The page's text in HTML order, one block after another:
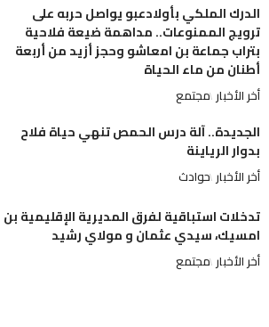
الدرك الملكي بأولادعبو يواصل حربه على
ترويج الممنوعات.. مداهمة ضيعة فلاحية
بتراب جماعة بن امعاشو وحجز أزيد من أربعة
أطنان من ماء الحياة
أخر الأخبار مجتمع
الجديدة.. آلة درس الحمص تنهي حياة فلاح
بدوار الرياينة
أخر الأخبار حوادث
تدخلات استباقية لفرق المديرية الإقليمية بن
امسيك، سيدي عثمان و مولاي رشيد
أخر الأخبار مجتمع